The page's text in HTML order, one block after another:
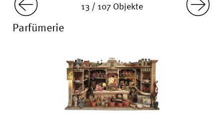
13 / 107 Objekte
Parfümerie